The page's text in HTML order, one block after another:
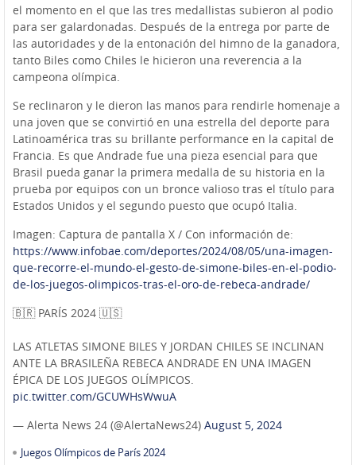
el momento en el que las tres medallistas subieron al podio
para ser galardonadas. Después de la entrega por parte de
las autoridades y de la entonación del himno de la ganadora,
tanto Biles como Chiles le hicieron una reverencia a la
campeona olímpica.
Se reclinaron y le dieron las manos para rendirle homenaje a
una joven que se convirtió en una estrella del deporte para
Latinoamérica tras su brillante performance en la capital de
Francia. Es que Andrade fue una pieza esencial para que
Brasil pueda ganar la primera medalla de su historia en la
prueba por equipos con un bronce valioso tras el título para
Estados Unidos y el segundo puesto que ocupó Italia.
Imagen: Captura de pantalla X / Con información de:
https://www.infobae.com/deportes/2024/08/05/una-imagen-
que-recorre-el-mundo-el-gesto-de-simone-biles-en-el-podio-
de-los-juegos-olimpicos-tras-el-oro-de-rebeca-andrade/
🇧🇷 PARÍS 2024 🇺🇸
LAS ATLETAS SIMONE BILES Y JORDAN CHILES SE INCLINAN
ANTE LA BRASILEÑA REBECA ANDRADE EN UNA IMAGEN
ÉPICA DE LOS JUEGOS OLÍMPICOS.
pic.twitter.com/GCUWHsWwuA
— Alerta News 24 (@AlertaNews24) August 5, 2024
Juegos Olímpicos de París 2024